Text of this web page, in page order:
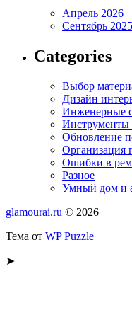
Апрель 2026
Сентябрь 2025
Categories
Выбор
Дизайн
Инженерные
Инструменты
Обновление
Организация
Ошибки в
Разное
Умный дом и
glamourai.ru © 2026
Тема от WP Puzzle
➤